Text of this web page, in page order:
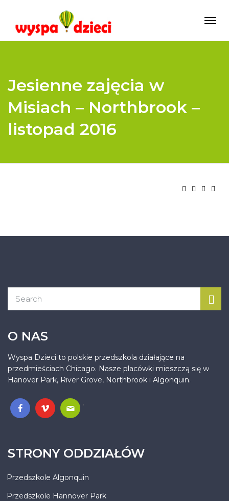
Jesienne zajęcia w
Misiach – Northbrook –
listopad 2016
O NAS
Wyspa Dzieci to polskie przedszkola działające na
przedmieściach Chicago. Nasze placówki mieszczą się w
Hanover Park, River Grove, Northbrook i Algonquin.
.
STRONY ODDZIAŁÓW
Przedszkole Algonquin
Przedszkole Hannover Park